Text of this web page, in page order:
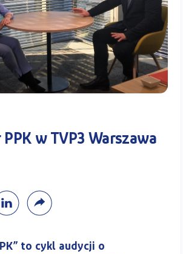
Kalkulator PPK
w TVP3 Warszawa
to cykl audycji o